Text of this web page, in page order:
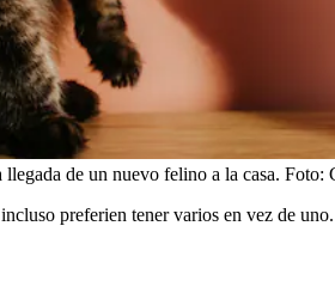
de un nuevo felino a la casa. Foto:
preferien tener varios en vez de uno.